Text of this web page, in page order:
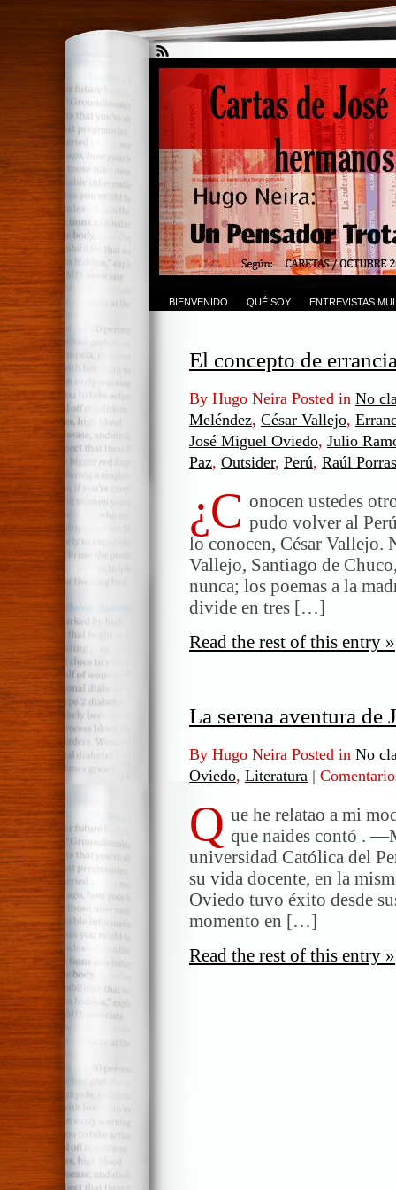
BIENVENIDO QUÉ SOY ENTREVISTAS
El concepto de
By Hugo Neira Posted in No
Meléndez, César Vallejo,
José Miguel Oviedo, Julio
Paz, Outsider, Perú, Raúl Porras
¿C onocen ustedes
pudo volver al
lo conocen, César Vallejo.
Vallejo, Santiago de
nunca; los poemas a la
divide en tres […]
Read the rest of this entry »
La serena aventura
By Hugo Neira Posted in No
Oviedo, Literatura |
Q ue he relatao a mi
que naides contó .
universidad Católica del
su vida docente, en la
Oviedo tuvo éxito desde
momento en […]
Read the rest of this entry »